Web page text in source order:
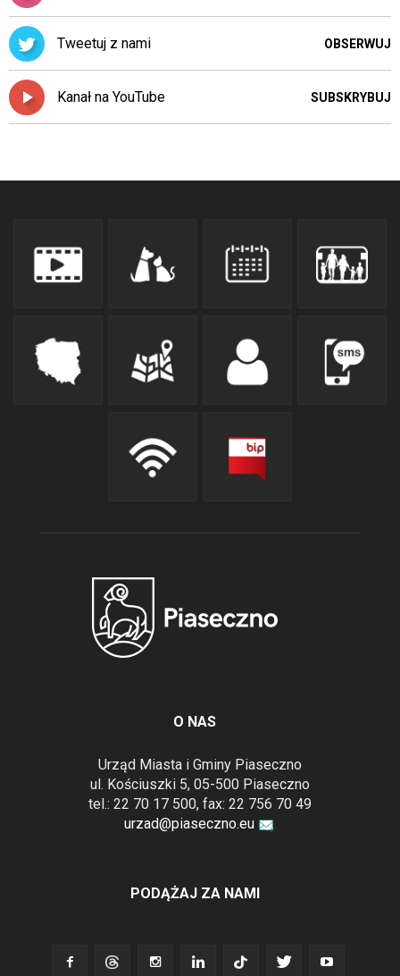
Tweetuj z nami OBSERWUJ
Kanał na YouTube SUBSKRYBUJ
O NAS
Urząd Miasta i Gminy Piaseczno
ul. Kościuszki 5, 05-500 Piaseczno
tel.: 22 70 17 500, fax: 22 756 70 49
urzad@piaseczno.eu
PODĄŻAJ ZA NAMI